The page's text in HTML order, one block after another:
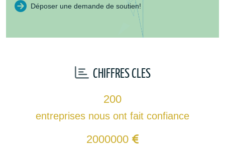
Déposer une demande de soutien!
CHIFFRES CLES
200
entreprises nous ont fait confiance
2000000